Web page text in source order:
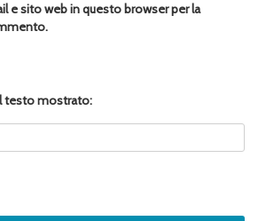
e sito web in questo browser per la
testo mostrato: